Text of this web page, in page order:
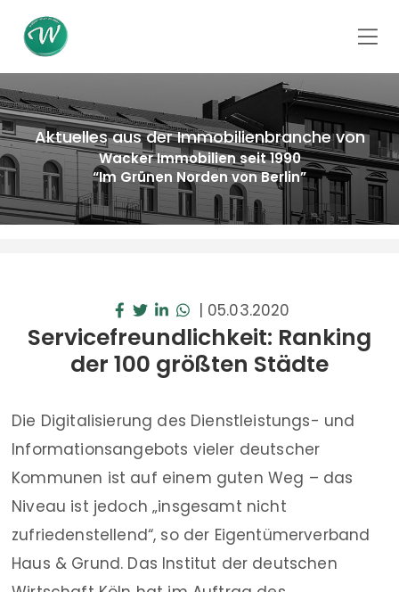
Aktuelles aus der Immobilienbranche von
Wacker Immobilien seit 1990
“Im Grünen Norden von Berlin”
| 05.03.2020
Servicefreundlichkeit: Ranking
der 100 größten Städte
Die Digitalisierung des Dienstleistungs- und
Informationsangebots vieler deutscher
Kommunen ist auf einem guten Weg – das
Niveau ist jedoch „insgesamt nicht
zufriedenstellend“, so der Eigentümerverband
Haus & Grund. Das Institut der deutschen